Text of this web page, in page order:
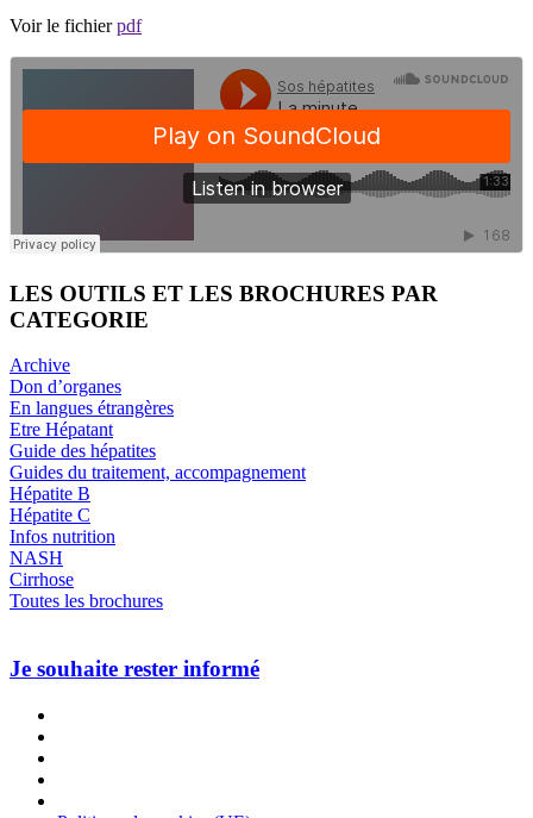
Voir le fichierpdf
LES OUTILS ET LES BROCHURES PAR
CATEGORIE
Archive
Don d’organes
En langues étrangères
Etre Hépatant
Guide des hépatites
Guides du traitement, accompagnement
Hépatite B
Hépatite C
Infos nutrition
NASH
Cirrhose
Toutes les brochures
Je souhaite rester informé